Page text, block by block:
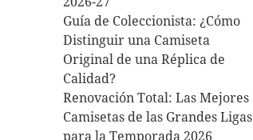
Guía de Coleccionista: ¿Cómo
Distinguir una Camiseta
Original de una Réplica de
Calidad?
Renovación Total: Las Mejores
Camisetas de las Grandes Ligas
para la Temporada 2026